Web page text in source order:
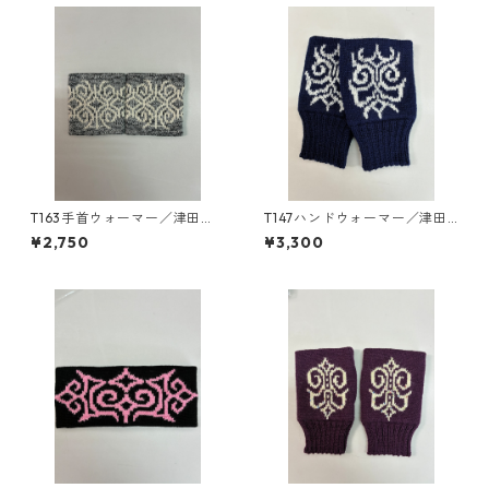
T163手首ウォーマー／津田命
子デザインアイヌ文様編み込
み手首ウォーマー
¥2,750
T147ハンドウォーマー／津田
命子デザインアイヌ文様編み
込みハンドウォーマー
¥3,300